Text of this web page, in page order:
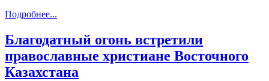
Подробнее...
Благодатный огонь встретили
православные христиане Восточного
Казахстана